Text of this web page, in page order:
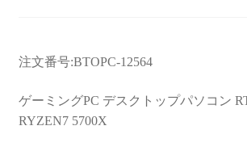
注文番号:BTOPC-12564
ゲーミングPC デスクトップパソコン
RYZEN7 5700X